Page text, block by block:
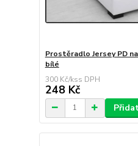
Prostěradlo Jersey PD
bílé
300 Kč/ks
248 Kč